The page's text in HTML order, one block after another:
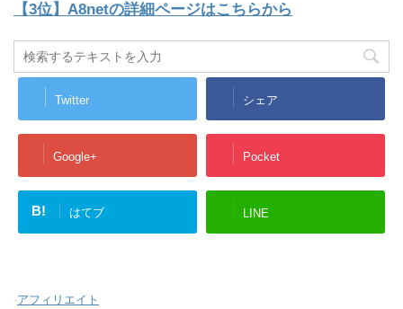
【3位】A8netの詳細ページはこちらから
Twitter シェア
Google+ Pocket
B! はてブ LINE
-アフィリエイト